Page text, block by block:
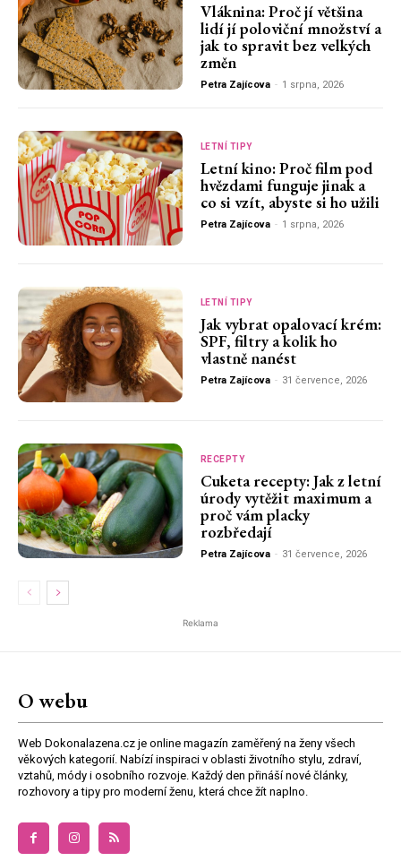
Vláknina: Proč jí většina
lidí jí poloviční množství a
jak to spravit bez velkých
změn
Petra Zajícova - 1 srpna, 2026
LETNÍ TIPY
Letní kino: Proč film pod
hvězdami funguje jinak a
co si vzít, abyste si ho užili
Petra Zajícova - 1 srpna, 2026
LETNÍ TIPY
Jak vybrat opalovací krém:
SPF, filtry a kolik ho
vlastně nanést
Petra Zajícova - 31 července, 2026
RECEPTY
Cuketa recepty: Jak z letní
úrody vytěžit maximum a
proč vám placky
rozbředají
Petra Zajícova - 31 července, 2026
Reklama
O webu
Web Dokonalazena.cz je online magazín zaměřený na ženy všech
věkových kategorií. Nabízí inspiraci v oblasti životního stylu, zdraví,
vztahů, módy i osobního rozvoje. Každý den přináší nové články,
rozhovory a tipy pro moderní ženu, která chce žít naplno.